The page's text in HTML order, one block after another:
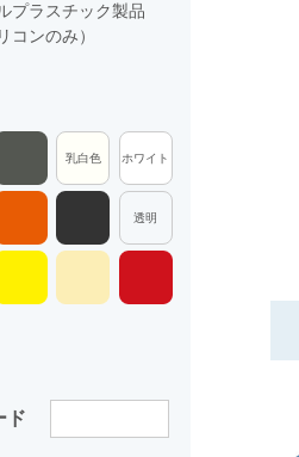
プラスチック製品
コンのみ）
乳白色 ホワイト
透明
ド